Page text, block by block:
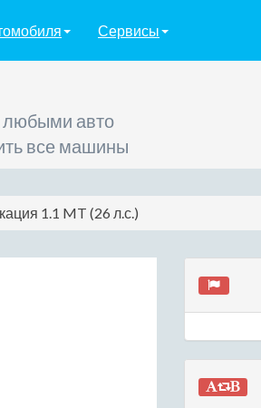
Сервисы
любыми авто
все машины
1.1 MT (26 л.с.)